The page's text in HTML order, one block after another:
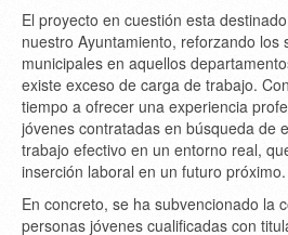
El proyecto en cuestión esta
nuestro Ayuntamiento, reforzando los
municipales en aquellos
existe exceso de carga de trabajo.
tiempo a ofrecer una experiencia
jóvenes contratadas en búsqueda de
trabajo efectivo en un entorno real,
inserción laboral en un futuro próximo.
En concreto, se ha subvencionado la
personas jóvenes cualificadas con